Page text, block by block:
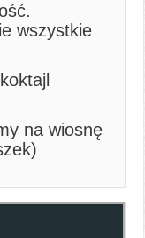
wszystkie
na wiosnę